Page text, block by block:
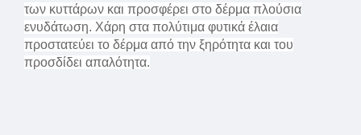
των κυττάρων και προσφέρει στο δέρμα πλούσια
ενυδάτωση. Χάρη στα πολύτιμα φυτικά έλαια
προστατεύει το δέρμα από την ξηρότητα και του
προσδίδει απαλότητα.